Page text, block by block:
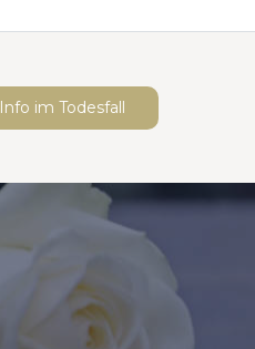
Info im Todesfall